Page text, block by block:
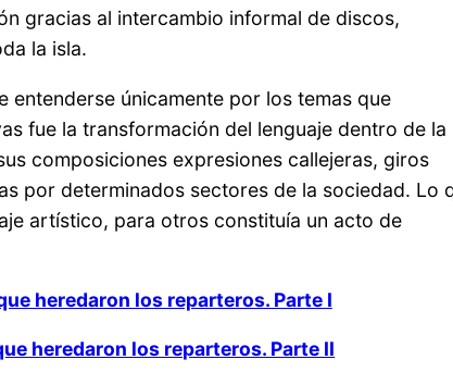
gracias al intercambio informal de discos,
la isla.
entenderse únicamente por los temas que
fue la transformación del lenguaje dentro de la
composiciones expresiones callejeras, giros
por determinados sectores de la sociedad. Lo
artístico, para otros constituía un acto de
heredaron los reparteros. Parte I
heredaron los reparteros. Parte II